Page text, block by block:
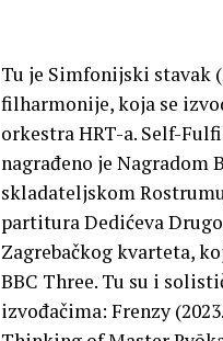
Tu je Simfonijski stavak
filharmonije, koja se
orkestra HRT-a. Self-
nagrađeno je Nagradom
skladateljskom
partitura Dedićeva
Zagrebačkog kvarteta,
BBC Three. Tu su i
izvođačima: Frenzy